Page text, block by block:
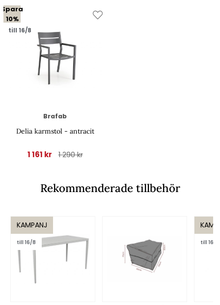
Spara
10%
till 16/8
Brafab
Delia karmstol - antracit
1 161 kr 1 290 kr
Rekommenderade tillbehör
KAMPANJ
till 16/8 till 16/8